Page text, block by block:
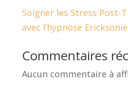
Soigner les Stress Post-
avec l’hypnose
Commentaires
Aucun commentaire à